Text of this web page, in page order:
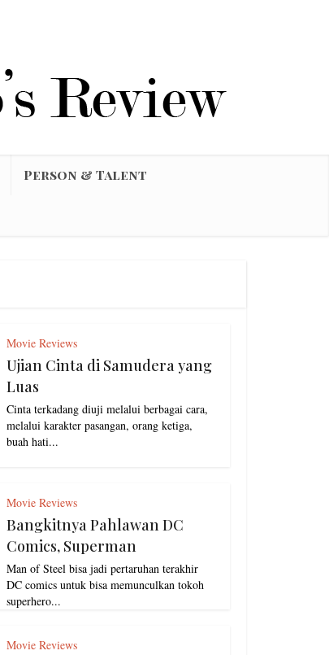
Person & Talent
Movie Reviews
Ujian Cinta di Samudera yang
Luas
Cinta terkadang diuji melalui berbagai cara,
melalui karakter pasangan, orang ketiga,
buah hati...
Movie Reviews
Bangkitnya Pahlawan DC
Comics, Superman
Man of Steel bisa jadi pertaruhan terakhir
DC comics untuk bisa memunculkan tokoh
superhero...
Movie Reviews